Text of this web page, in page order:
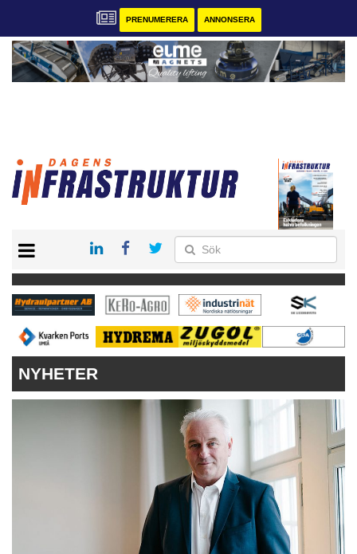
PRENUMERERA ANNONSERA
KONTAKT
VÅRA ANDRA MAGASIN
PRENUMERERA
ANNONSERA
NYHETER